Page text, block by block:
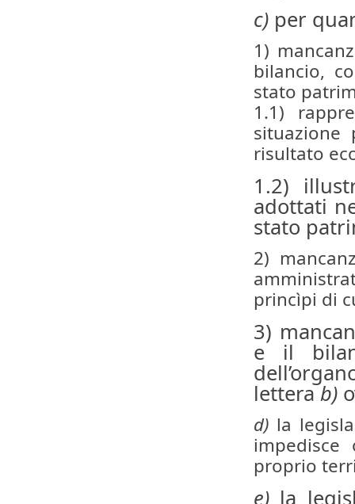
c) per
1)
bilancio,
stato
1.1)
risultato
1.2)
adottati
stato
2)
princìpi di
3)
e il
letterab)
d) la
proprio
e) la